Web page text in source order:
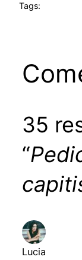
Tags:
35
“
Lucia